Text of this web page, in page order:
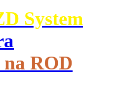
System
ROD